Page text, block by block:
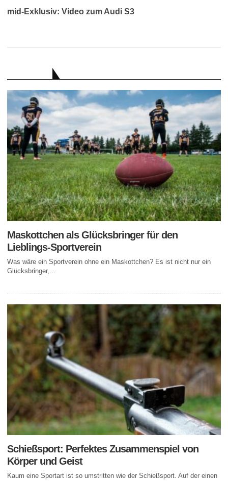
mid-Exklusiv: Video zum Audi S3
Maskottchen als Glücksbringer für den
Lieblings-Sportverein
Was wäre ein Sportverein ohne ein Maskottchen? Es ist nicht nur ein
Glücksbringer,...
Schießsport: Perfektes Zusammenspiel von
Körper und Geist
Kaum eine Sportart ist so umstritten wie der Schießsport. Auf der einen